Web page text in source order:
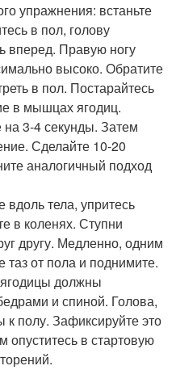
упражнения: встаньте
в пол, голову
вперед. Правую ногу
высоко. Обратите
в пол. Постарайтесь
в мышцах ягодиц.
3-4 секунды. Затем
Сделайте 10-20
аналогичный подход
вдоль тела, упритесь
в коленях. Ступни
другу. Медленно, одним
от пола и поднимите.
должны
и спиной. Голова,
к полу. Зафиксируйте это
опуститесь в стартовую